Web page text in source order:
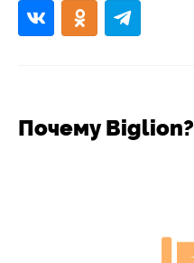
Почему Biglion?